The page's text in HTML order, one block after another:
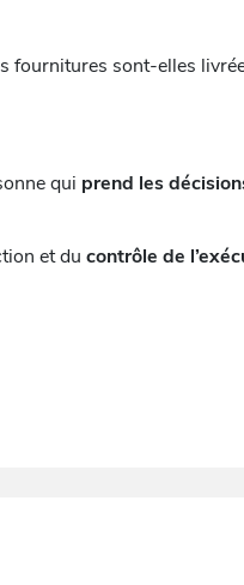
fournitures sont-elles
qui prend les
et du contrôle de